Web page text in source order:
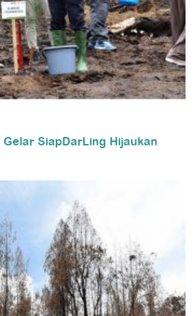
SiapDarLing Hijaukan